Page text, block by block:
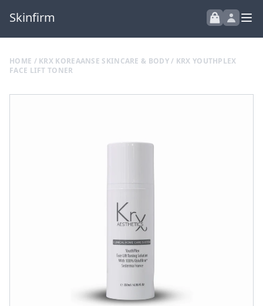
Skinfirm
HOME / KRX KOREAANSE SKINCARE & BODY/ KRX YOUTHPLEX
FACE LIFT TONER